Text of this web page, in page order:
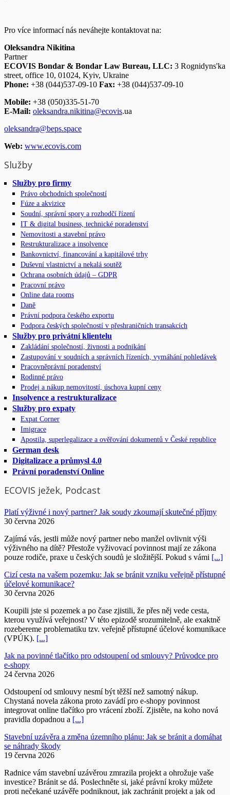
Pro více informací nás neváhejte kontaktovat na:
Oleksandra Nikitina
Partner
ECOVIS Bondar & Bondar Law Bureau, LLC: 3 Rognidyns'ka
street, office 10, 01024, Kyiv, Ukraine
Phone: +38 (044)537-09-10 Fax: +38 (044)537-09-10
Mobile: +38 (050)335-51-70
E-Mail: oleksandra.nikitina@ecovis.ua
oleksandra@beps.space
Web: www.ecovis.com
Služby
Služby pro firmy
Právo obchodních společností
Fúze a akvizice
Soudní, správní spory a rozhodčí řízení
IT & digital business, technické poradenství
Nemovitosti a stavební právo
Restrukturalizace a insolvence
Bankovnictví, financování a kapitálové trhy
Duševní vlastnictví a nekalá soutěž
Ochrana osobních údajů – GDPR
Pracovní právo
Online data rooms
Daně
Právní podpora českého exportu
Podpora českých společností v přeshraničních transakcích
Služby pro privátní klientelu
Zakládání společností, živnosti a podnikání
Zastupování v soudních a správních řízeních, vymáhání pohledávek
Pracovněprávní poradenství
Rodinné právo
Prodej a nákup nemovitostí, úschova kupní ceny
Insolvence a restrukturalizace
Služby pro expaty
Expat Corner
Imigrace
Apostila, superlegalizace a ověřování dokumentů v České republice
German desk
Digitalizace a průmysl 4.0
Právní poradenství Online
ECOVIS ježek, Podcast
Platí výživné i nový partner? Jak soudy zkoumají skutečné příjmy
30 června 2026
Zajímá vás, jestli může nový partner nebo manžel ovlivnit výši
výživného na dítě? Přestože vyživovací povinnost mají ze zákona
pouze rodiče, praxe u českých soudů je složitější. Pokud s vámi [...]
Cizí cesta na vašem pozemku: Jak se bránit vzniku veřejně přístupné
účelové komunikace?
30 června 2026
Koupili jste si pozemek a po čase zjistili, že přes něj vede cesta,
kterou využívá veřejnost? V této epizodě srozumitelně, ale exaktně
rozebereme problematiku tzv. veřejně přístupné účelové komunikace
(VPÚK). [...]
Jak na povinné tlačítko pro odstoupení od smlouvy? Průvodce pro
e-shopy
24 června 2026
Odstoupení od smlouvy nesmí být těžší než samotný nákup.
Chystaná novela zákona proto zavádí pro e-shopy povinnost
integrovat online tlačítko pro vrácení zboží. Zjistěte, na koho nová
pravidla dopadnou a [...]
Stavební uzávěra a změna územního plánu: Jak se bránit a domáhat
se náhrady škody
19 června 2026
Radnice vám stavební uzávěrou zmrazila projekt a ohrožuje vaše
investice? Bránit se dá. Poslechněte si, jaké právní kroky můžete
proti nečekané uzávěře podniknout, jak zachránit projekt a jak od